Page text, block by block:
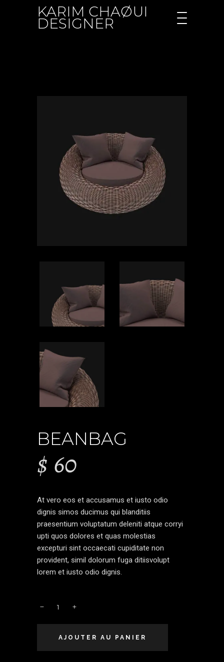
KARIM CHAØUI
DESIGNER
BEANBAG
$ 60
At vero eos et accusamus et iusto odio
dignis simos ducimus qui blanditiis
praesentium voluptatum deleniti atque corryi
upti quos dolores et quas molestias
excepturi sint occaecati cupiditate non
provident, simil dolorum fuga ditiisvolupt
lorem et iusto odio dignis.
Beanbag
AJOUTER AU PANIER